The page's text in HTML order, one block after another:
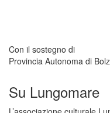
Con il sostegno di
Provincia Autonoma di
Su Lungomare